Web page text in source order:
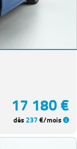
17 180 €
dès 237€/mois